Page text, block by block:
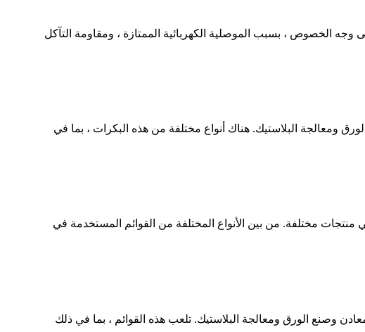
وجه الخصوص ، بسبب الموصلية الكهربائية الممتازة ، ومقاومة التآكل
ومعالجة البلاستيك. هناك أنواع مختلفة من هذه البكرات ، بما في
مختلفة. من بين الأنواع المختلفة من القوائم المستخدمة في
وصنع الورق ومعالجة البلاستيك. تلعب هذه القوائم ، بما في ذلك